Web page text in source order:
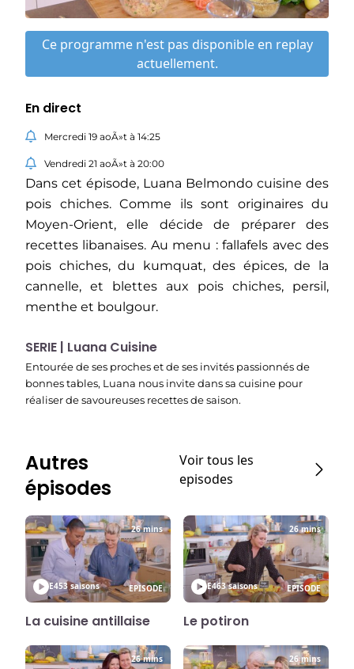
Ce programme n'est pas disponible en replay
actuellement.
En direct
Mercredi 19 aoÃ»t à 14:25
Vendredi 21 aoÃ»t à 20:00
Dans cet épisode, Luana Belmondo cuisine des
pois chiches. Comme ils sont originaires du
Moyen-Orient, elle décide de préparer des
recettes libanaises. Au menu : fallafels avec des
pois chiches, du kumquat, des épices, de la
cannelle, et blettes aux pois chiches, persil,
menthe et boulgour.
SERIE | Luana Cuisine
Entourée de ses proches et de ses invités passionnés de
bonnes tables, Luana nous invite dans sa cuisine pour
réaliser de savoureuses recettes de saison.
Autres
épisodes
Voir tous les
episodes
E453 saisons
26 mins
EPISODE
La cuisine antillaise
E463 saisons
26 mins
EPISODE
Le potiron
26 mins 26 mins